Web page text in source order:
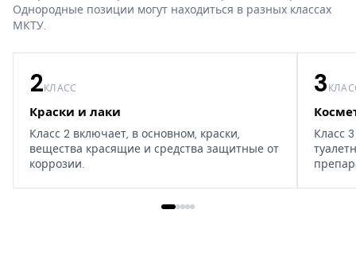
Однородные позиции могут находиться в разных классах
МКТУ.
2КЛАСС
Краски и лаки
Класс 2 включает, в основном, краски,
вещества красящие и средства защитные от
коррозии.
3
Класс